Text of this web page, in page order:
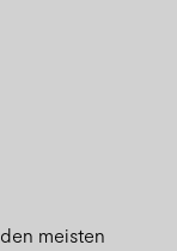
meisten